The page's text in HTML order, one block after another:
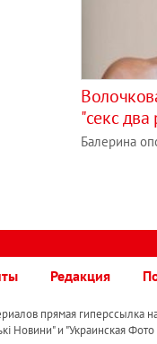
"секс два
Балерина
Редакция
прямая гиперссылка
Новини" и "Украинская